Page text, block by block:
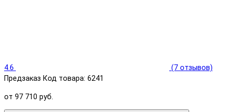
4.6
(7 отзывов)
Предзаказ Код товара: 6241
от 97 710 руб.